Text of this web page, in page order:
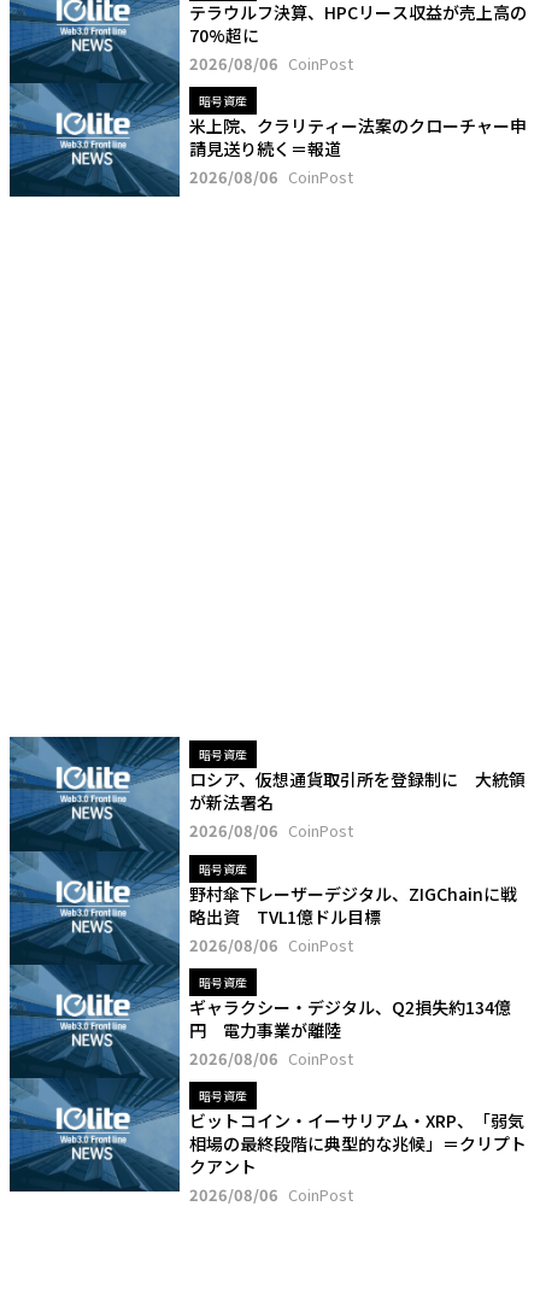
テラウルフ決算、HPCリース収益が売上高の
70%超に
2026/08/06 CoinPost
暗号資産
米上院、クラリティー法案のクローチャー申
請見送り続く＝報道
2026/08/06 CoinPost
暗号資産
ロシア、仮想通貨取引所を登録制に 大統領
が新法署名
2026/08/06 CoinPost
暗号資産
野村傘下レーザーデジタル、ZIGChainに戦
略出資 TVL1億ドル目標
2026/08/06 CoinPost
暗号資産
ギャラクシー・デジタル、Q2損失約134億
円 電力事業が離陸
2026/08/06 CoinPost
暗号資産
ビットコイン・イーサリアム・XRP、「弱気
相場の最終段階に典型的な兆候」＝クリプト
クアント
2026/08/06 CoinPost